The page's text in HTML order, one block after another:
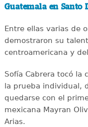
Guatemala en Santo
Entre ellas varias de
demostraron su
centroamericana y
Sofía Cabrera tocó la
la prueba individual,
quedarse con el
mexicana Mayran
Arias.